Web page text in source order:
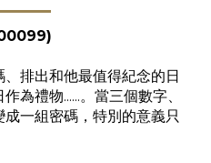
排出和他最值得紀念的日
為禮物......。當三個數字、
一組密碼，特別的意義只